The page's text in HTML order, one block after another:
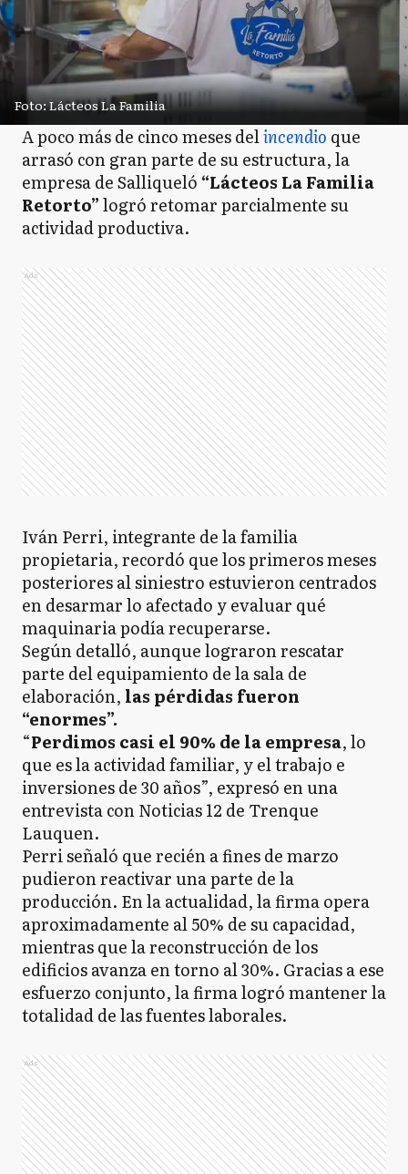
Foto: Lácteos La Familia
A poco más de cinco meses delincendio que
arrasó con gran parte de su estructura, la
empresa de Salliqueló “Lácteos La Familia
Retorto”logró retomar parcialmente su
actividad productiva.
Ads
Iván Perri, integrante de la familia
propietaria, recordó que los primeros meses
posteriores al siniestro estuvieron centrados
en desarmar lo afectado y evaluar qué
maquinaria podía recuperarse.
Según detalló, aunque lograron rescatar
parte del equipamiento de la sala de
elaboración, las pérdidas fueron
“enormes”.
“Perdimos casi el 90% de la empresa, lo
que es la actividad familiar, y el trabajo e
inversiones de 30 años”, expresó en una
entrevista con Noticias 12 de Trenque
Lauquen.
Perri señaló que recién a fines de marzo
pudieron reactivar una parte de la
producción. En la actualidad, la firma opera
aproximadamente al 50% de su capacidad,
mientras que la reconstrucción de los
edificios avanza en torno al 30%. Gracias a ese
esfuerzo conjunto, la firma logró mantener la
totalidad de las fuentes laborales.
Ads